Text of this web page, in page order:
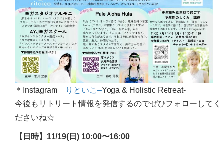
＊Instagram りといこ –Yoga & Holistic Retreat-
今後もリトリート情報を発信するのでぜひフォローしてく
ださいね☆
【日時】11/19(日) 10:00〜16:00